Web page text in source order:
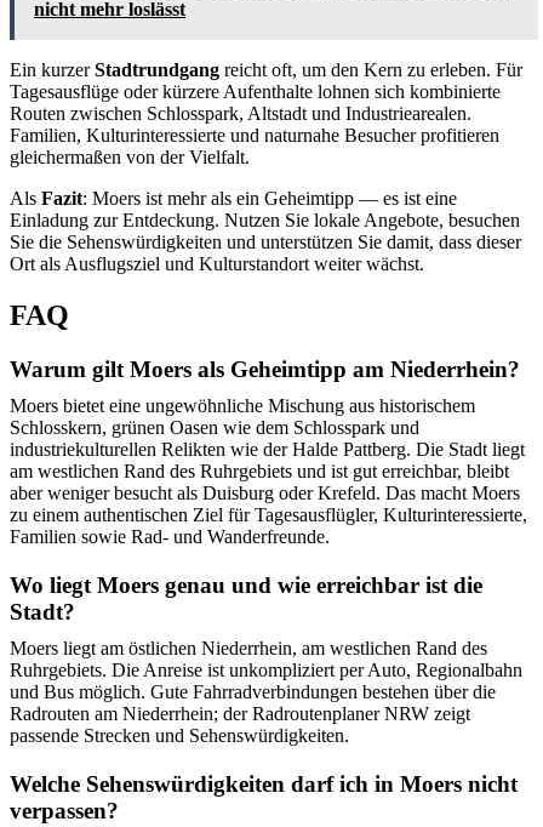
nicht mehr loslässt
Ein kurzerStadtrundgang reicht oft, um den Kern zu erleben. Für
Tagesausflüge oder kürzere Aufenthalte lohnen sich kombinierte
Routen zwischen Schlosspark, Altstadt und Industriearealen.
Familien, Kulturinteressierte und naturnahe Besucher profitieren
gleichermaßen von der Vielfalt.
Als Fazit: Moers ist mehr als ein Geheimtipp — es ist eine
Einladung zur Entdeckung. Nutzen Sie lokale Angebote, besuchen
Sie die Sehenswürdigkeiten und unterstützen Sie damit, dass dieser
Ort als Ausflugsziel und Kulturstandort weiter wächst.
FAQ
Warum gilt Moers als Geheimtipp am Niederrhein?
Moers bietet eine ungewöhnliche Mischung aus historischem
Schlosskern, grünen Oasen wie dem Schlosspark und
industriekulturellen Relikten wie der Halde Pattberg. Die Stadt liegt
am westlichen Rand des Ruhrgebiets und ist gut erreichbar, bleibt
aber weniger besucht als Duisburg oder Krefeld. Das macht Moers
zu einem authentischen Ziel für Tagesausflügler, Kulturinteressierte,
Familien sowie Rad- und Wanderfreunde.
Wo liegt Moers genau und wie erreichbar ist die
Stadt?
Moers liegt am östlichen Niederrhein, am westlichen Rand des
Ruhrgebiets. Die Anreise ist unkompliziert per Auto, Regionalbahn
und Bus möglich. Gute Fahrradverbindungen bestehen über die
Radrouten am Niederrhein; der Radroutenplaner NRW zeigt
passende Strecken und Sehenswürdigkeiten.
Welche Sehenswürdigkeiten darf ich in Moers nicht
verpassen?